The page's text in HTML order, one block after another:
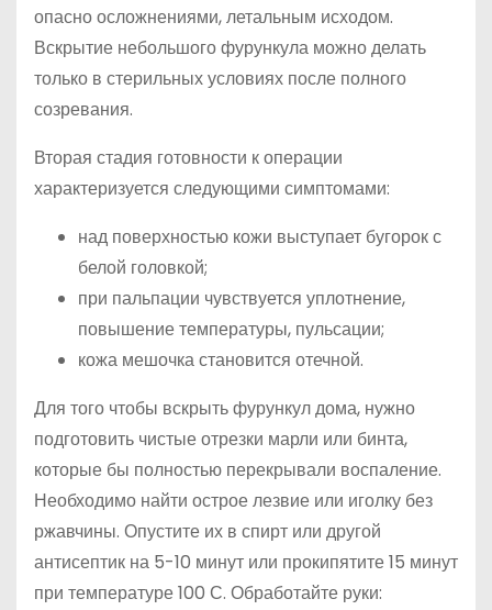
опасно осложнениями, летальным исходом.
Вскрытие небольшого фурункула можно делать
только в стерильных условиях после полного
созревания.
Вторая стадия готовности к операции
характеризуется следующими симптомами:
над поверхностью кожи выступает бугорок с
белой головкой;
при пальпации чувствуется уплотнение,
повышение температуры, пульсации;
кожа мешочка становится отечной.
Для того чтобы вскрыть фурункул дома, нужно
подготовить чистые отрезки марли или бинта,
которые бы полностью перекрывали воспаление.
Необходимо найти острое лезвие или иголку без
ржавчины. Опустите их в спирт или другой
антисептик на 5-10 минут или прокипятите 15 минут
при температуре 100 С. Обработайте руки: